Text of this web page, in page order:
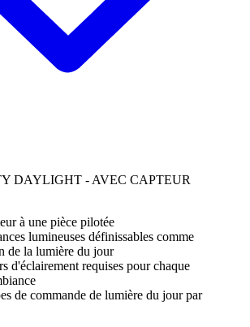
DAYLIGHT - AVEC CAPTEUR
à une pièce pilotée
lumineuses définissables comme
de la lumière du jour
d'éclairement requises pour chaque
de commande de lumière du jour par